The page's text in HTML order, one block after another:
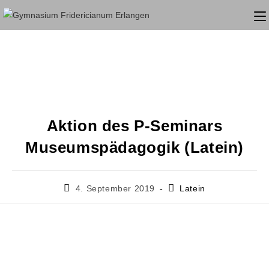
Aktion des P-Seminars
Museumspädagogik (Latein)
4. September 2019 Latein